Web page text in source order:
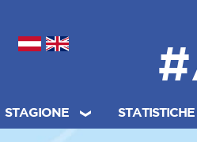
Seleziona la tua lingua
STAGIONE STATISTICHE